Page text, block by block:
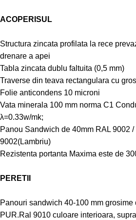
ACOPERISUL
Structura zincata profilata la rece
drenare a apei
Tabla zincata dublu faltuita (0,5 mm)
Traverse din teava rectangulara cu
Folie anticondens 10 microni
Vata minerala 100 mm norma C1
λ=0.33w/mk;
Panou Sandwich de 40mm RAL 9002
9002(Lambriu)
Rezistenta portanta Maxima este de
PERETII
Panouri sandwich 40-100 mm
PUR.Ral 9010 culoare interioara,